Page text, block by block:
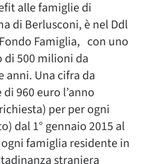
alle famiglie di
di Berlusconi, è nel Ddl
Famiglia, con uno
500 milioni da
anni. Una cifra da
960 euro l’anno
per per ogni
dal 1° gennaio 2015 al
famiglia residente in
straniera